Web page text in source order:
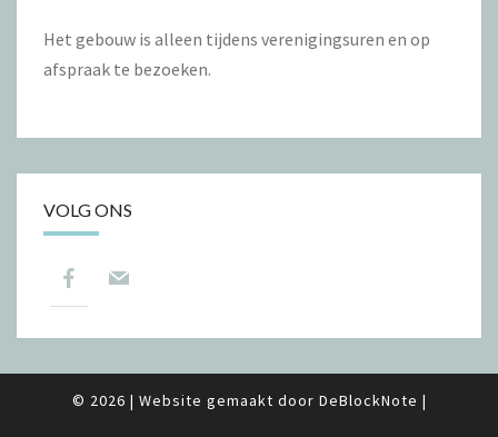
Het gebouw is alleen tijdens verenigingsuren en op
afspraak te bezoeken.
VOLG ONS
© 2026 | Website gemaakt door DeBlockNote |